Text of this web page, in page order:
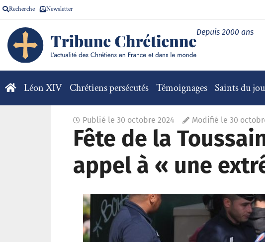
Recherche Newsletter
Depuis 2000 ans
Léon XIV Chrétiens persécutés Témoignages Saints du
Publié le 30 octobre 2024 Modifié le 30
Fête de la
appel à « une